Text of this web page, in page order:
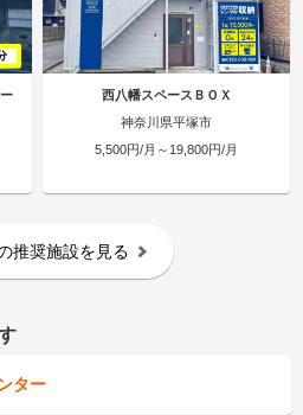
西八幡スペースＢＯＸ
神奈川県平塚市
5,500円/月～19,800円/月
推奨施設を見る
ター